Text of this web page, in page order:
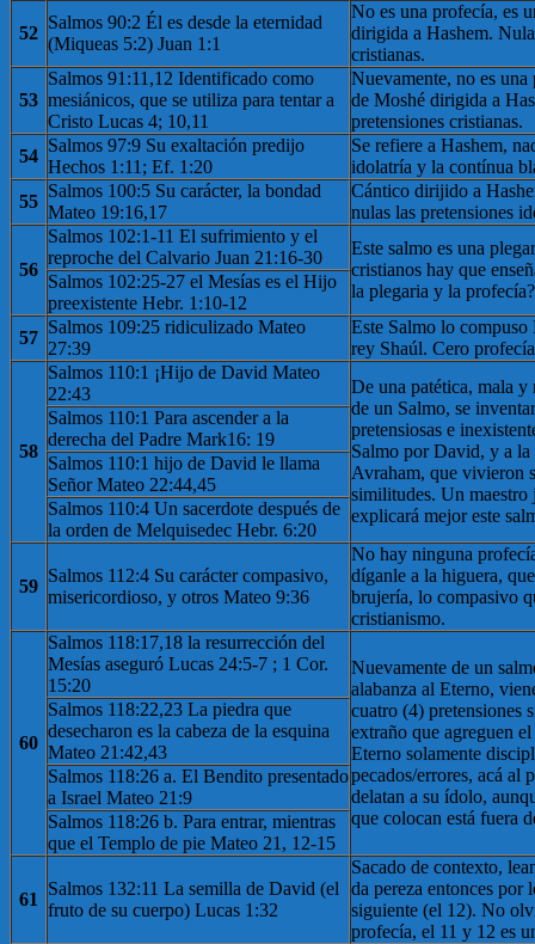
52
Salmos 90:2 Él es desde la eternidad
(Miqueas 5:2) Juan 1:1
No es una profecía, es
dirigida a Hashem.
cristianas.
53
Salmos 91:11,12 Identificado como
mesiánicos, que se utiliza para tentar a
Cristo Lucas 4; 10,11
Nuevamente, no es
de Moshé dirigida a
pretensiones cristianas.
54
Salmos 97:9 Su exaltación predijo
Hechos 1:11; Ef. 1:20
Se refiere a Hashem,
idolatría y la contínua
55
Salmos 100:5 Su carácter, la bondad
Mateo 19:16,17
Cántico dirijido a
nulas las pretensiones
56
Salmos 102:1-11 El sufrimiento y el
reproche del Calvario Juan 21:16-30
Este salmo es una
cristianos hay que
la plegaria y la profecía?
Salmos 102:25-27 el Mesías es el Hijo
preexistente Hebr. 1:10-12
57
Salmos 109:25 ridiculizado Mateo
27:39
Este Salmo lo
rey Shaúl. Cero
58
Salmos 110:1 ¡Hijo de David Mateo
22:43
De una patética, mala
de un Salmo, se
pretensiosas e
Salmo por David, y a
Avraham, que vivieron
similitudes. Un
explicará mejor este
Salmos 110:1 Para ascender a la
derecha del Padre Mark16: 19
Salmos 110:1 hijo de David le llama
Señor Mateo 22:44,45
Salmos 110:4 Un sacerdote después de
la orden de Melquisedec Hebr. 6:20
59
Salmos 112:4 Su carácter compasivo,
misericordioso, y otros Mateo 9:36
No hay ninguna
díganle a la higuera,
brujería, lo compasivo
cristianismo.
60
Salmos 118:17,18 la resurrección del
Mesías aseguró Lucas 24:5-7 ; 1 Cor.
15:20
Nuevamente de un
alabanza al Eterno,
cuatro (4) pretensiones
extraño que agreguen
Eterno solamente
pecados/errores, acá al
delatan a su ídolo,
que colocan está fuera
Salmos 118:22,23 La piedra que
desecharon es la cabeza de la esquina
Mateo 21:42,43
Salmos 118:26 a. El Bendito presentado
a Israel Mateo 21:9
Salmos 118:26 b. Para entrar, mientras
que el Templo de pie Mateo 21, 12-15
61
Salmos 132:11 La semilla de David (el
fruto de su cuerpo) Lucas 1:32
Sacado de contexto,
da pereza entonces por
siguiente (el 12). No
profecía, el 11 y 12 es